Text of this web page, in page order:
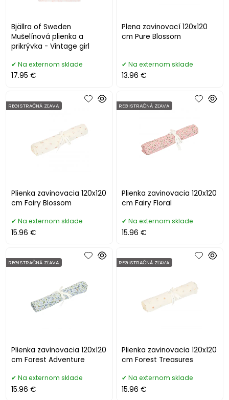
Bjällra of Sweden
Mušelínová plienka a
prikrývka - Vintage girl
Na externom sklade
17.95 €
Plena zavinovací 120x120
cm Pure Blossom
Na externom sklade
13.96 €
Plienka zavinovacia 120x120
cm Fairy Blossom
REGISTRAČNÁ ZĽAVA
Na externom sklade
15.96 €
Plienka zavinovacia 120x120
cm Fairy Floral
REGISTRAČNÁ ZĽAVA
Na externom sklade
15.96 €
Plienka zavinovacia 120x120
cm Forest Adventure
REGISTRAČNÁ ZĽAVA
Na externom sklade
15.96 €
Plienka zavinovacia 120x120
cm Forest Treasures
REGISTRAČNÁ ZĽAVA
Na externom sklade
15.96 €